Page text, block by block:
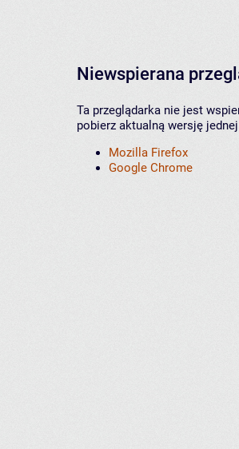
Niewspierana
Ta przeglądarka nie jest
pobierz aktualną wersję
Mozilla Firefox
Google Chrome